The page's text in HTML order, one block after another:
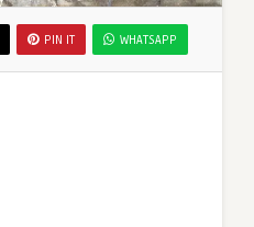
PIN IT WHATSAPP